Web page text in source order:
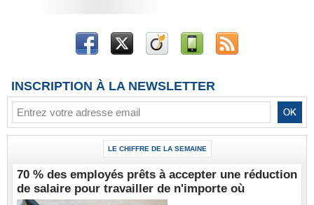
INSCRIPTION À LA NEWSLETTER
LE CHIFFRE DE LA SEMAINE
70 % des employés prêts à accepter une réduction
de salaire pour travailler de n'importe où